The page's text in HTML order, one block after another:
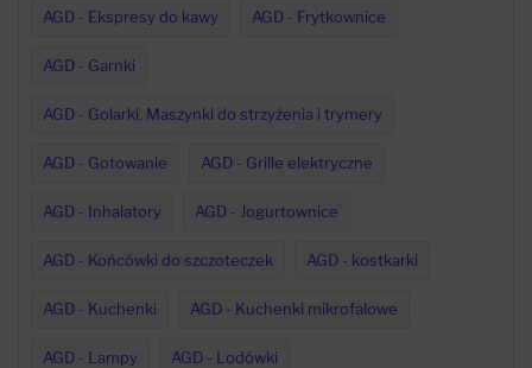
AGD - Ekspresy do kawy AGD - Frytkownice
AGD - Garnki
AGD - Golarki, Maszynki do strzyżenia i trymery
AGD - Gotowanie AGD - Grille elektryczne
AGD - Inhalatory AGD - Jogurtownice
AGD - Końcówki do szczoteczek AGD - kostkarki
AGD - Kuchenki AGD - Kuchenki mikrofalowe
AGD - Lampy AGD - Lodówki